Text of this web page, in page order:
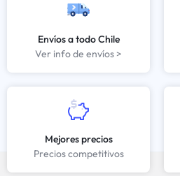
Envíos a todo Chile
Ver info de envíos >
Mejores precios
Precios competitivos